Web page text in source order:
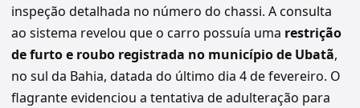
inspeção detalhada no número do chassi. A consulta
ao sistema revelou que o carro possuía uma restrição
de furto e roubo registrada no município de Ubatã,
no sul da Bahia, datada do último dia 4 de fevereiro. O
flagrante evidenciou a tentativa de adulteração para